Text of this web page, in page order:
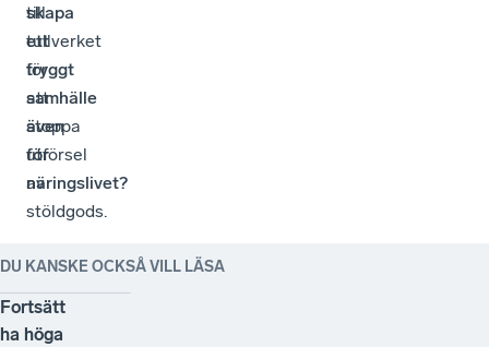
skapa
ett
tryggt
samhälle
även
för
näringslivet?
till
tullverket
för
att
stoppa
utförsel
av
stöldgods.
DU KANSKE OCKSÅ VILL LÄSA
Fortsätt
ha höga